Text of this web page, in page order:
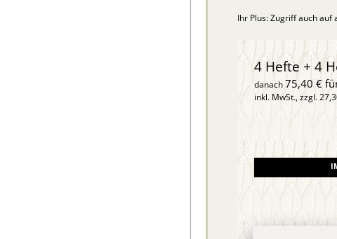
Ihr Plus: Zugriff auch
4 Hefte + 4
danach75,40 €
inkl. MwSt., zzgl.